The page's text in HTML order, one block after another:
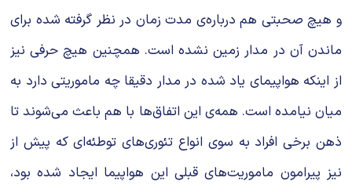
و هیچ صحبتی هم درباره‌ی مدت زمان در نظر گرفته شده برای
ماندن آن در مدار زمین نشده است. همچنین هیچ حرفی نیز
از اینکه هواپیمای یاد شده در مدار دقیقا چه ماموریتی دارد به
میان نیامده است. همه‌ی این اتفاق‌ها با هم باعث می‌شوند تا
ذهن برخی افراد به سوی انواع تئوری‌های توطئه‌ای که پیش از
نیز پیرامون ماموریت‌های قبلی این هواپیما ایجاد شده بود،